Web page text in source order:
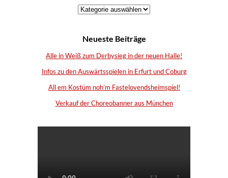
Kategorien
Neueste Beiträge
Alle in Weiß zum Derbysieg in der neuen Halle!
Infos zu den Auswärtsspielen in Erfurt und Coburg
All em Kostüm noh’m Fastelovendsheimspiel!
Verkauf der Choreobanner aus München